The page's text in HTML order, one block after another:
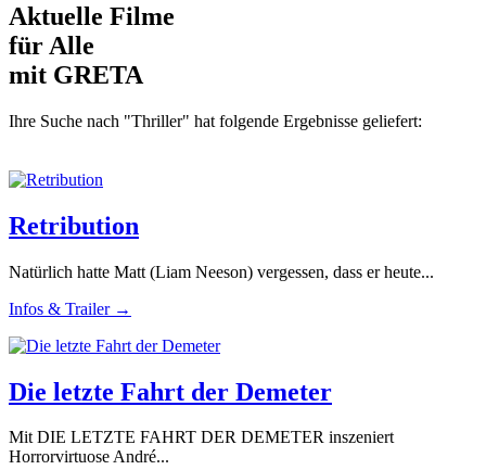
Aktuelle Filme
für Alle
mit GRETA
Ihre Suche nach "Thriller" hat folgende Ergebnisse geliefert:
Retribution
Natürlich hatte Matt (Liam Neeson) vergessen, dass er heute...
Infos & Trailer →
Die letzte Fahrt der Demeter
Mit DIE LETZTE FAHRT DER DEMETER inszeniert
Horrorvirtuose André...